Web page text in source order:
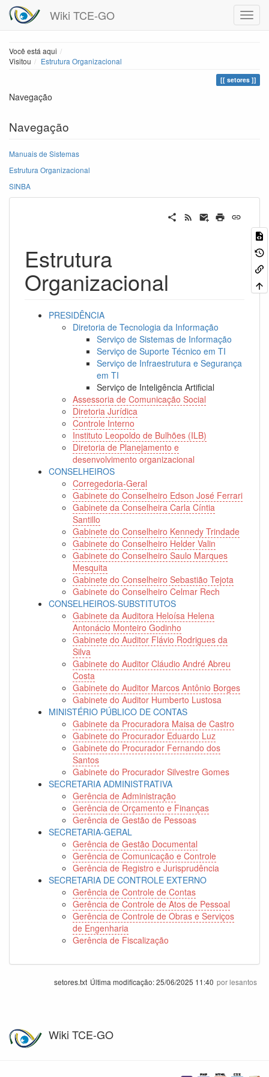
Wiki TCE-GO
Você está aqui
Visitou
Estrutura Organizacional
setores
Navegação
Navegação
Manuais de Sistemas
Estrutura Organizacional
SINBA
Estrutura
Organizacional
PRESIDÊNCIA
Diretoria de Tecnologia da Informação
Serviço de Sistemas de Informação
Serviço de Suporte Técnico em TI
Serviço de Infraestrutura e Segurança
em TI
Serviço de Inteligência Artificial
Assessoria de Comunicação Social
Diretoria Jurídica
Controle Interno
Instituto Leopoldo de Bulhões (ILB)
Diretoria de Planejamento e
desenvolvimento organizacional
CONSELHEIROS
Corregedoria-Geral
Gabinete do Conselheiro Edson José Ferrari
Gabinete da Conselheira Carla Cíntia
Santillo
Gabinete do Conselheiro Kennedy Trindade
Gabinete do Conselheiro Helder Valin
Gabinete do Conselheiro Saulo Marques
Mesquita
Gabinete do Conselheiro Sebastião Tejota
Gabinete do Conselheiro Celmar Rech
CONSELHEIROS-SUBSTITUTOS
Gabinete da Auditora Heloísa Helena
Antonácio Monteiro Godinho
Gabinete do Auditor Flávio Rodrigues da
Silva
Gabinete do Auditor Cláudio André Abreu
Costa
Gabinete do Auditor Marcos Antônio Borges
Gabinete do Auditor Humberto Lustosa
MINISTÉRIO PÚBLICO DE CONTAS
Gabinete da Procuradora Maisa de Castro
Gabinete do Procurador Eduardo Luz
Gabinete do Procurador Fernando dos
Santos
Gabinete do Procurador Silvestre Gomes
SECRETARIA ADMINISTRATIVA
Gerência de Administração
Gerência de Orçamento e Finanças
Gerência de Gestão de Pessoas
SECRETARIA-GERAL
Gerência de Gestão Documental
Gerência de Comunicação e Controle
Gerência de Registro e Jurisprudência
SECRETARIA DE CONTROLE EXTERNO
Gerência de Controle de Contas
Gerência de Controle de Atos de Pessoal
Gerência de Controle de Obras e Serviços
de Engenharia
Gerência de Fiscalização
setores.txt Última modificação:25/06/2025 11:40 porlesantos
Wiki TCE-GO